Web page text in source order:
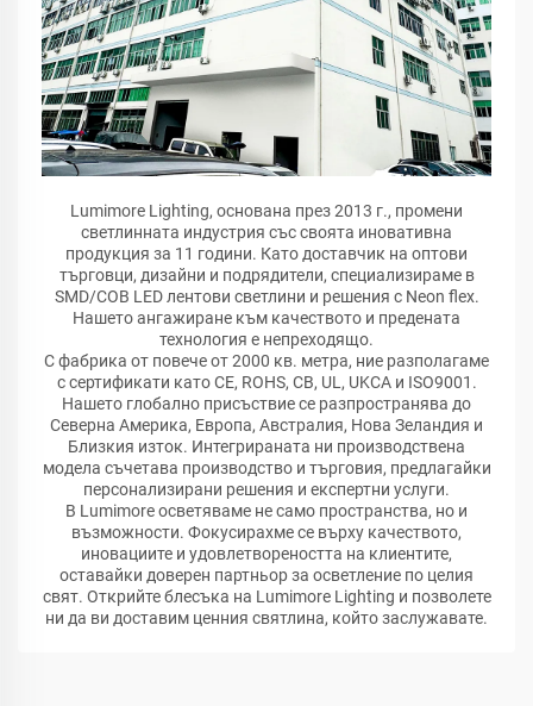
Lumimore Lighting, основана през 2013 г., промени
светлинната индустрия със своята иновативна
продукция за 11 години. Като доставчик на оптови
търговци, дизайни и подрядители, специализираме в
SMD/COB LED лентови светлини и решения с Neon flex.
Нашето ангажиране към качеството и предената
технология е непреходящо.
С фабрика от повече от 2000 кв. метра, ние разполагаме
с сертификати като CE, ROHS, CB, UL, UKCA и ISO9001.
Нашето глобално присъствие се разпространява до
Северна Америка, Европа, Австралия, Нова Зеландия и
Близкия изток. Интегрираната ни производствена
модела съчетава производство и търговия, предлагайки
персонализирани решения и експертни услуги.
В Lumimore осветяваме не само пространства, но и
възможности. Фокусирахме се върху качеството,
иновациите и удовлетвореността на клиентите,
оставайки доверен партньор за осветление по целия
свят. Открийте блесъка на Lumimore Lighting и позволете
ни да ви доставим ценния святлина, който заслужавате.